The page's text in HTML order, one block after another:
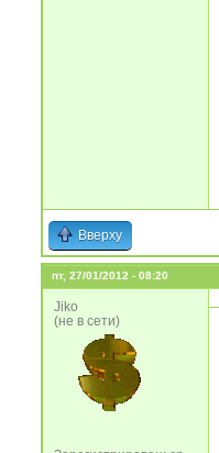
Вверху
пт, 27/01/2012 - 08:20
Jiko
(не в сети)